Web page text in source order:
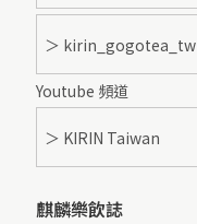
＞ kirin_gogotea_tw
Youtube 頻道
＞ KIRIN Taiwan
麒麟樂飲誌